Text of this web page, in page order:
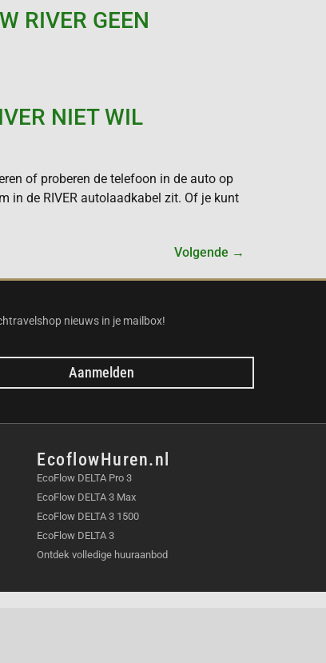
RIVER GEEN
NIET WIL
of proberen de telefoon in de auto op
in de RIVER autolaadkabel zit. Of je kunt
Volgende →
nieuws in je mailbox!
Aanmelden
EcoflowHuren.nl
EcoFlow DELTA Pro 3
EcoFlow DELTA 3 Max
EcoFlow DELTA 3 1500
EcoFlow DELTA 3
Ontdek volledige huuraanbod